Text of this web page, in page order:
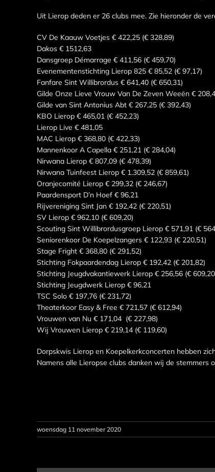
Uit Lierop deden er 26 clubs mee. Zie hieronder de
CV De Kaauw Voetjes € 422,25 (€ 328,89)
Dakos € 1512,63
Dansgroep Démarrage € 411,56 (€ 459,70)
Evenementenstichting Lierop 825 € 85,52 (€ 97,17)
Fanfare Sint Willibrordus € 641,40 (€ 650,31)
Gilde Onze Lieve Vrouw Van De Zeven Weeën €
Gilde van Sint Antonius Abt € 267,25 (€ 392,43)
KBO Lierop € 465,01 (€ 452,23)
Lierop Live € 481,05
MAC Lierop € 368,80 (€ 422,33)
Mannenkoor A Capella € 251,21 (€ 284,04)
Nirwana Lierop € 807,09 (€ 478,39)
Nirwana Tuinfeest Lierop € 1.309,52 (€ 859,61)
Oranjecomité Lierop € 299,32 (€ 246,67)
Paardensport D’n Hoef € 96,21
Rijvereniging Sint Jan € 192,42 (€ 220,51)
SV Lierop € 962,10 (€ 609,20)
Scouting Sint Willibrordusgroep Lierop € 571,91 (€
Seniorenkoor De Koepelzangers € 122,93 (€ 220,51)
Stage Fright € 368,80 (€ 291,52)
Stichting Fokpaardendag Lierop € 192,42 (€ 201,82)
Stichting Jeugdvakantiewerk Lierop € 256,56 (€
Stichting Jeugdwerk Lierop € 96,21
TSC Solo € 197,76 (€ 231,72)
Theaterkoor Easy & Free € 721,57 (€ 612,94)
Vrouwen van Nu € 171,04 (€ 227,98)
Wij Vrouwen Lierop € 219,14 (€ 119,60)
Dorpskwis Lierop en Koepelkerkconcerten hebben
Namens alle Lieropse clubs danken wij de stemmers
woensdag 11 november 2020